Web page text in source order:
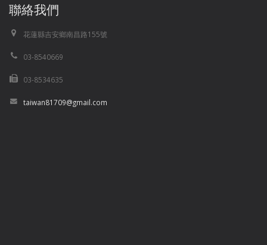
聯絡我們
花蓮縣吉安鄉南昌路155號
03-8540669
03-8534635
taiwan81709@gmail.com